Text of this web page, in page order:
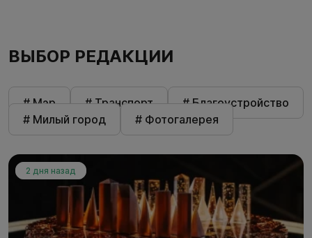
ВЫБОР РЕДАКЦИИ
# Мэр # Транспорт
# Благоустройство
# Милый город
# Фотогалерея
2 дня назад